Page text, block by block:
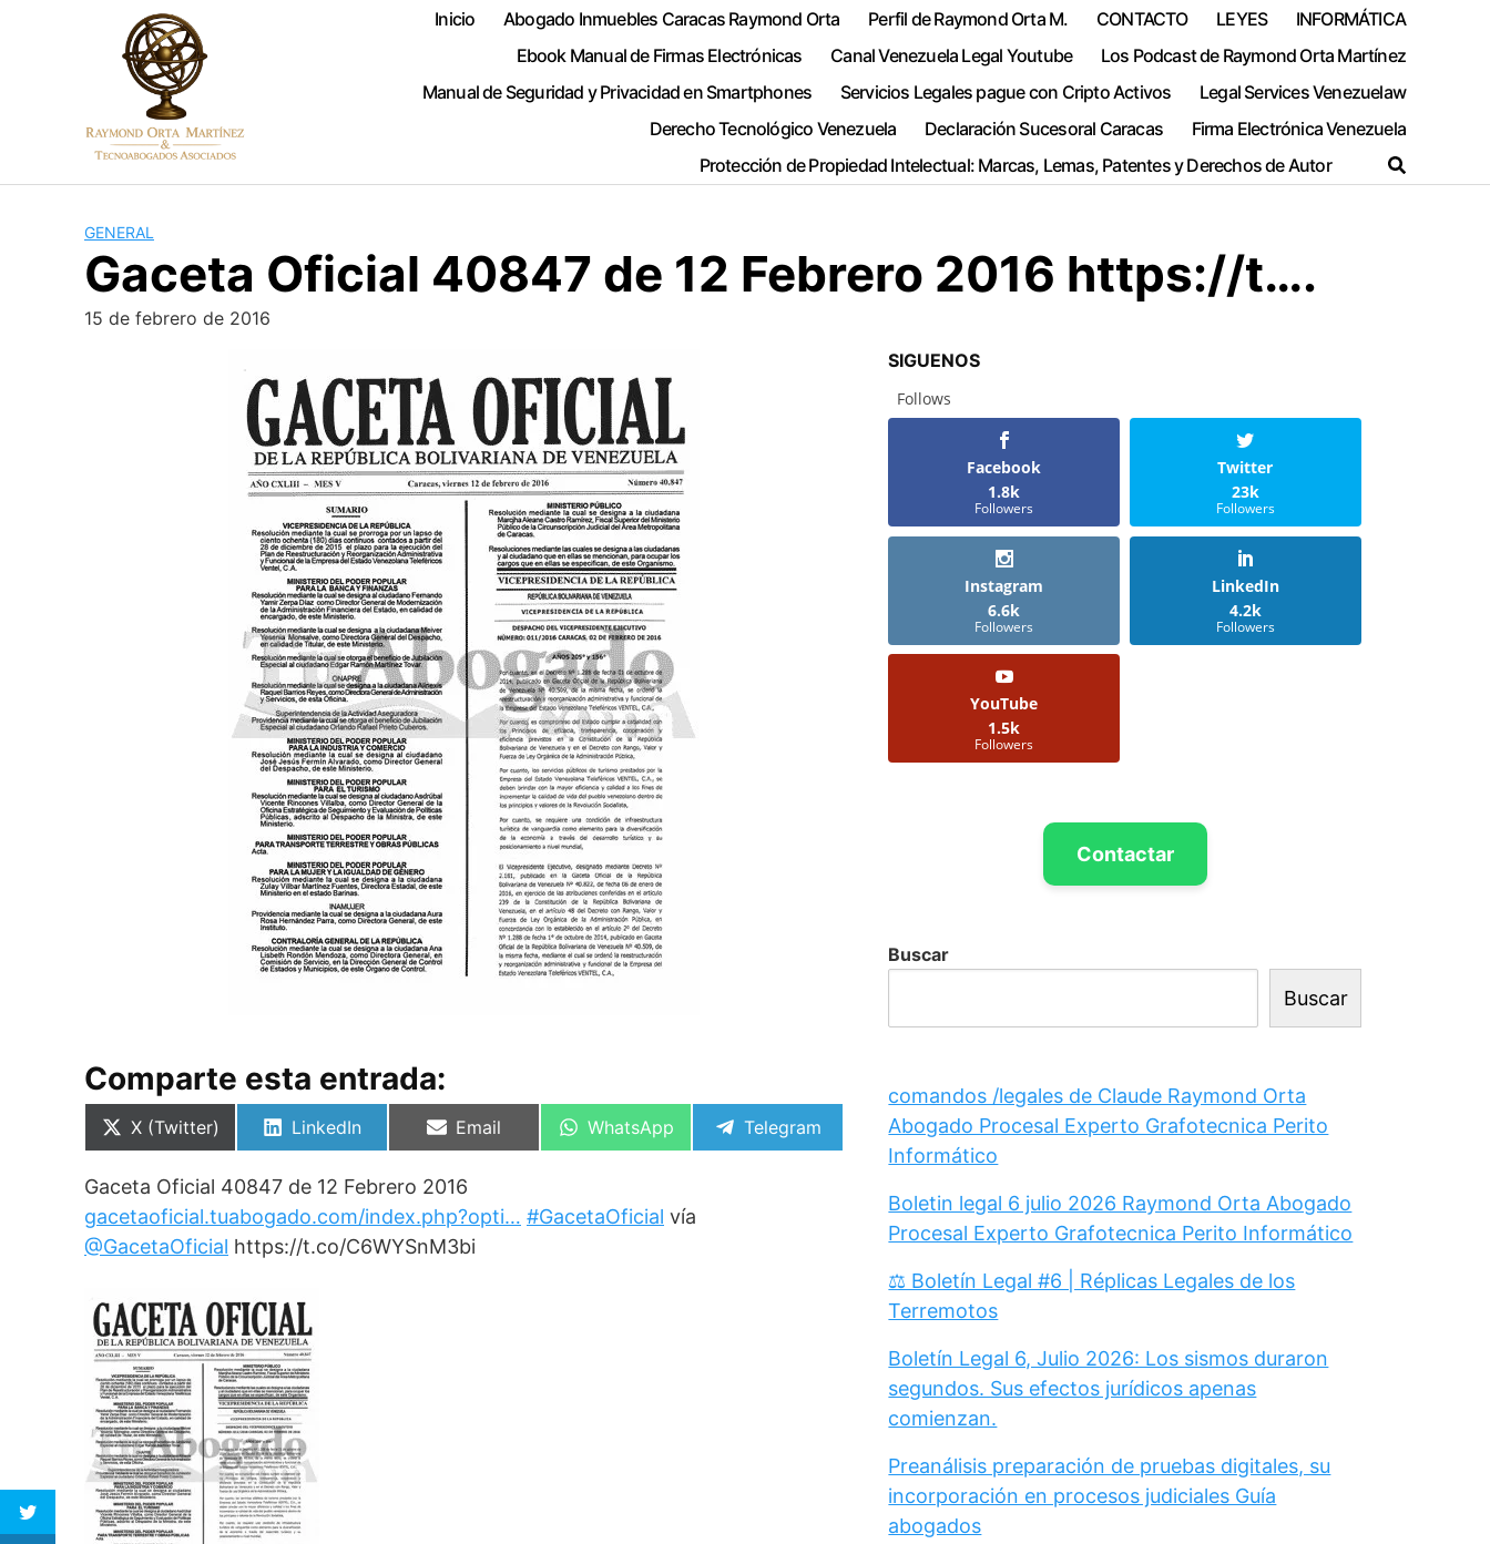
Inicio Abogado Inmuebles Caracas Raymond Orta Perfil de Raymond Orta M. CONTACTO LEYES
INFORMÁTICA
Ebook Manual de Firmas Electrónicas
Canal Venezuela Legal Youtube
Los Podcast de Raymond Orta Martínez
Manual de Seguridad y Privacidad en Smartphones
Servicios Legales pague con Cripto Activos
Legal Services Venezuelaw
Derecho Tecnológico Venezuela
Declaración Sucesoral Caracas
Firma Electrónica Venezuela
Protección de Propiedad Intelectual: Marcas, Lemas, Patentes y Derechos de Autor
GENERAL
Gaceta Oficial 40847 de 12 Febrero 2016 https://t….
15 de febrero de 2016
Comparte esta entrada:
Compartir
X (Twitter)
Compartir
LinkedIn
Compartir
Email
Compartir
WhatsApp
Compartir
Telegram
Gaceta Oficial 40847 de 12 Febrero 2016
gacetaoficial.tuabogado.com/index.php?opti… #GacetaOficial vía
@GacetaOficial https://t.co/C6WYSnM3bi
SIGUENOS
Follows
Facebook
1.8k
Followers
Twitter
23k
Followers
Instagram
6.6k
Followers
LinkedIn
4.2k
Followers
YouTube
1.5k
Followers
Contactar
Buscar
Buscar
comandos /legales de Claude Raymond Orta
Abogado Procesal Experto Grafotecnica Perito
Informático
Boletin legal 6 julio 2026 Raymond Orta Abogado
Procesal Experto Grafotecnica Perito Informático
⚖️ Boletín Legal #6 | Réplicas Legales de los
Terremotos
Boletín Legal 6, Julio 2026: Los sismos duraron
segundos. Sus efectos jurídicos apenas
comienzan.
Preanálisis preparación de pruebas digitales, su
incorporación en procesos judiciales Guía
abogados